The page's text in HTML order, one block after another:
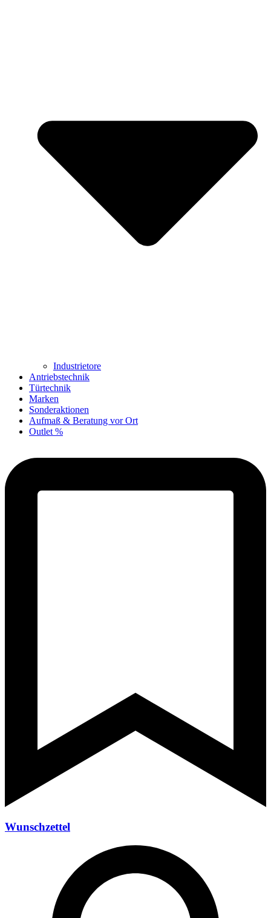
Industrietore
Antriebstechnik
Türtechnik
Marken
Sonderaktionen
Aufmaß & Beratung vor Ort
Outlet %
Wunschzettel